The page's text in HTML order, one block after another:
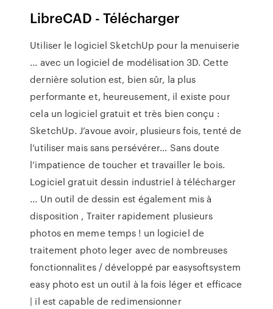
LibreCAD - Télécharger
Utiliser le logiciel SketchUp pour la menuiserie
... avec un logiciel de modélisation 3D. Cette
dernière solution est, bien sûr, la plus
performante et, heureusement, il existe pour
cela un logiciel gratuit et très bien conçu :
SketchUp. J’avoue avoir, plusieurs fois, tenté de
l’utiliser mais sans persévérer… Sans doute
l’impatience de toucher et travailler le bois.
Logiciel gratuit dessin industriel à télécharger
... Un outil de dessin est également mis à
disposition , Traiter rapidement plusieurs
photos en meme temps ! un logiciel de
traitement photo leger avec de nombreuses
fonctionnalites / développé par easysoftsystem
easy photo est un outil à la fois léger et efficace
| il est capable de redimensionner